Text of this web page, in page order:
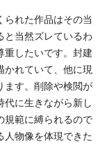
られた作品はその当
と当然ズレているわ
重したいです。封建
かれていて、他に現
ます。削除や検閲が
代に生きながら新し
規範に縛られるので
人物像を体現できた